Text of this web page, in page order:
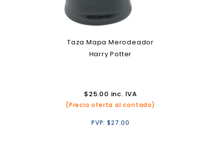
Taza Mapa Merodeador
Harry Potter
$25.00 inc. IVA
(Precio oferta al contado)
PVP:$27.00